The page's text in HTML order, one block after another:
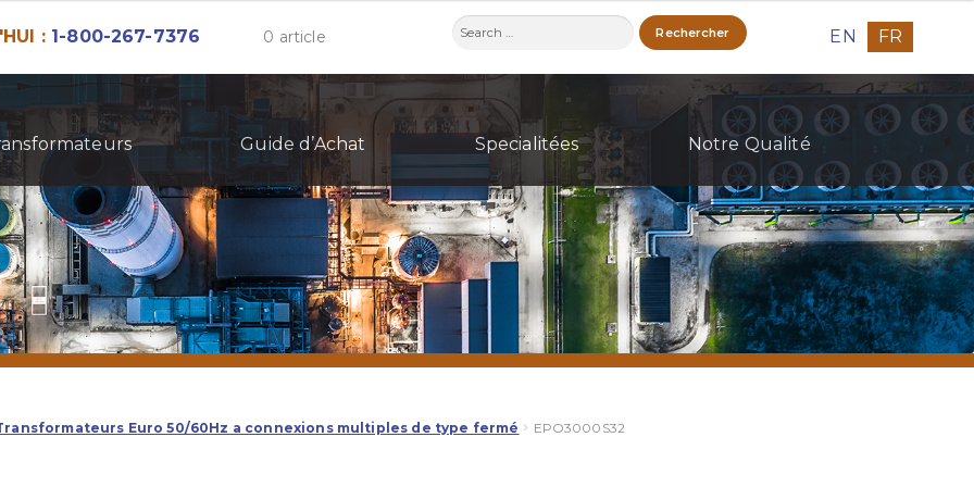
: 1-800-267-7376 0 article
Rechercher : EN FR
Guide d’Achat Specialitées Notre Qualité
Euro 50/60Hz a connexions multiples de type fermé EPO3000S32